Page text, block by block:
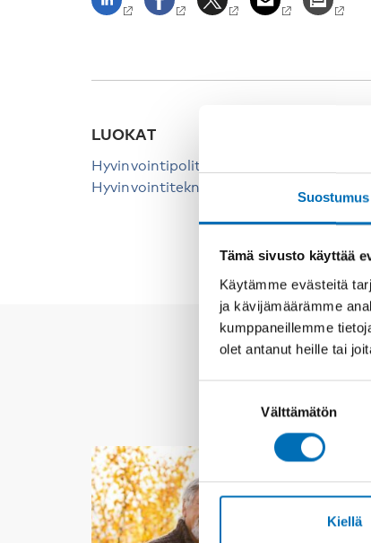
Suostumus
Tämä sivusto käyttää
Käytämme evästeitä
ja kävijämäärämme
kumppaneillemme
olet antanut heille tai
Välttämätön
Kiellä
LUOKAT
Hyvinvointipolitiikka
Hyvinvointiteknologia